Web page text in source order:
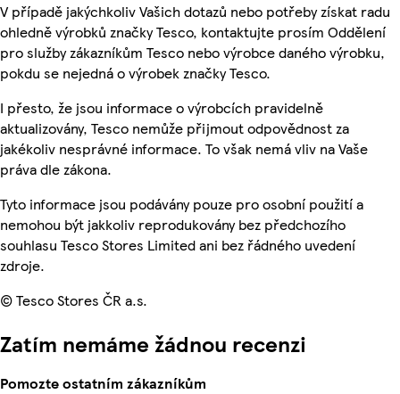
V případě jakýchkoliv Vašich dotazů nebo potřeby získat radu
ohledně výrobků značky Tesco, kontaktujte prosím Oddělení
pro služby zákazníkům Tesco nebo výrobce daného výrobku,
pokdu se nejedná o výrobek značky Tesco.
I přesto, že jsou informace o výrobcích pravidelně
aktualizovány, Tesco nemůže přijmout odpovědnost za
jakékoliv nesprávné informace. To však nemá vliv na Vaše
práva dle zákona.
Tyto informace jsou podávány pouze pro osobní použití a
nemohou být jakkoliv reprodukovány bez předchozího
souhlasu Tesco Stores Limited ani bez řádného uvedení
zdroje.
© Tesco Stores ČR a.s.
Zatím nemáme žádnou recenzi
Pomozte ostatním zákazníkům